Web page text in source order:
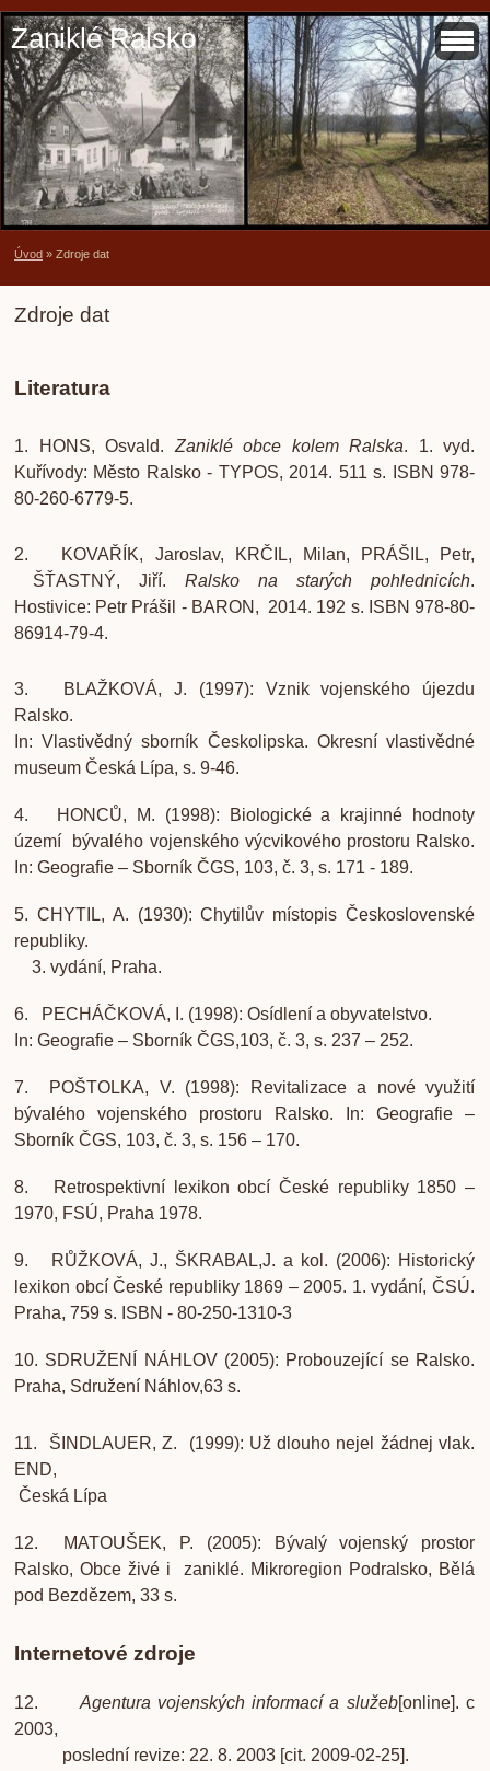
Zaniklé Ralsko
Úvod » Zdroje dat
Zdroje dat
Literatura
1. HONS, Osvald. Zaniklé obce kolem Ralska. 1. vyd.
Kuřívody: Město Ralsko - TYPOS, 2014. 511 s. ISBN 978-
80-260-6779-5.
2. KOVAŘÍK, Jaroslav, KRČIL, Milan, PRÁŠIL, Petr,
ŠŤASTNÝ, Jiří. Ralsko na starých pohlednicích.
Hostivice: Petr Prášil - BARON, 2014. 192 s. ISBN 978-80-
86914-79-4.
3. BLAŽKOVÁ, J. (1997): Vznik vojenského újezdu
Ralsko.
In: Vlastivědný sborník Českolipska. Okresní vlastivědné
museum Česká Lípa, s. 9-46.
4. HONCŮ, M. (1998): Biologické a krajinné hodnoty
území bývalého vojenského výcvikového prostoru Ralsko.
In: Geografie – Sborník ČGS, 103, č. 3, s. 171 - 189.
5. CHYTIL, A. (1930): Chytilův místopis Československé
republiky.
3. vydání, Praha.
6. PECHÁČKOVÁ, I. (1998): Osídlení a obyvatelstvo.
In: Geografie – Sborník ČGS,103, č. 3, s. 237 – 252.
7. POŠTOLKA, V. (1998): Revitalizace a nové využití
bývalého vojenského prostoru Ralsko. In: Geografie –
Sborník ČGS, 103, č. 3, s. 156 – 170.
8. Retrospektivní lexikon obcí České republiky 1850 –
1970, FSÚ, Praha 1978.
9. RŮŽKOVÁ, J., ŠKRABAL,J. a kol. (2006): Historický
lexikon obcí České republiky 1869 – 2005. 1. vydání, ČSÚ.
Praha, 759 s. ISBN - 80-250-1310-3
10. SDRUŽENÍ NÁHLOV (2005): Probouzející se Ralsko.
Praha, Sdružení Náhlov,63 s.
11. ŠINDLAUER, Z. (1999): Už dlouho nejel žádnej vlak.
END,
Česká Lípa
12. MATOUŠEK, P. (2005): Bývalý vojenský prostor
Ralsko, Obce živé i zaniklé. Mikroregion Podralsko, Bělá
pod Bezdězem, 33 s.
Internetové zdroje
12. Agentura vojenských informací a služeb[online]. c
2003,
poslední revize: 22. 8. 2003 [cit. 2009-02-25].